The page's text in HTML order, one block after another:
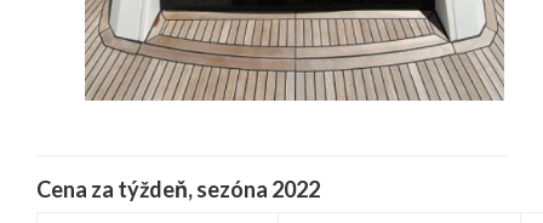
Cena za týždeň, sezóna 2022